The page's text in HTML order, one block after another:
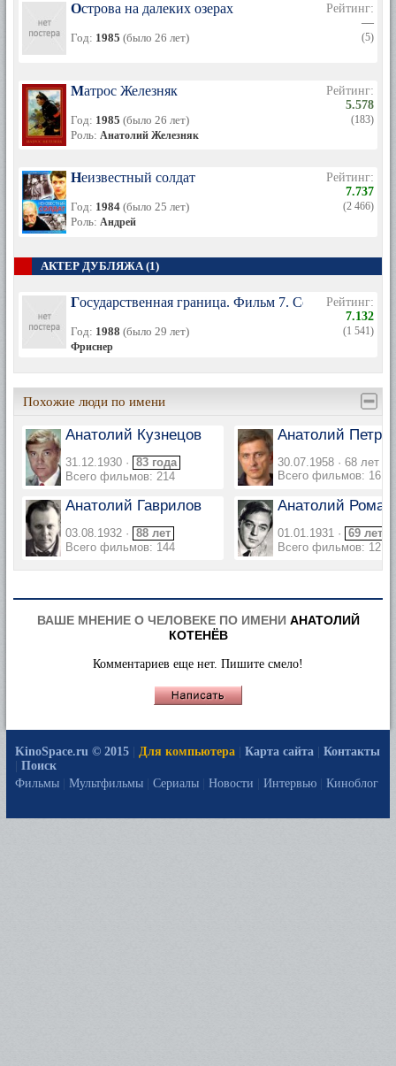
Острова на далеких озерах
Год: 1985 (было 26 лет)
Рейтинг:
—
(5)
Матрос Железняк
Год: 1985 (было 26 лет)
Роль: Анатолий Железняк
Рейтинг:
5.578
(183)
Неизвестный солдат
Год: 1984 (было 25 лет)
Роль: Андрей
Рейтинг:
7.737
(2 466)
АКТЕР ДУБЛЯЖА (1)
Государственная граница. Фильм 7. Соленый ветер
Год: 1988 (было 29 лет)
Фриснер
Рейтинг:
7.132
(1 541)
Похожие люди по имени
Анатолий Кузнецов
31.12.1930 · 83 года
Всего фильмов: 214
Анатолий
30.07.1958 · 68 лет
Всего фильмов: 161
Анатолий Гаврилов
03.08.1932 · 88 лет
Всего фильмов: 144
Анатолий
01.01.1931 · 69 лет
Всего фильмов: 121
ВАШЕ МНЕНИЕ О ЧЕЛОВЕКЕ ПО ИМЕНИ АНАТОЛИЙ
КОТЕНЁВ
Комментариев еще нет. Пишите смело!
KinoSpace.ru © 2015 Для компьютера Карта сайта
Контакты
Поиск
Фильмы
Мультфильмы Сериалы Новости Интервью Киноблог